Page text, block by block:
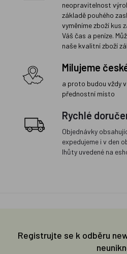
neopravitelnost
základě pouhého
vyměníme zboží kus
Váš čas a peníze.
naše kvalitní zboží
Milujeme
a proto budou vždy
přednostní místo
Rychlé
Objednávky
expedujeme i v den
lhůty uvedené na
Registrujte se k odběru